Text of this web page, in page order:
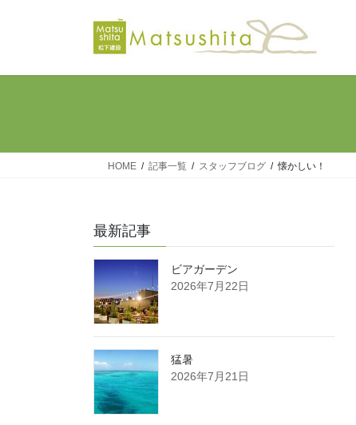
HOME 記事一覧 スタッフブログ 懐かしい！
最新記事
ビアガーデン
2026年7月22日
猛暑
2026年7月21日